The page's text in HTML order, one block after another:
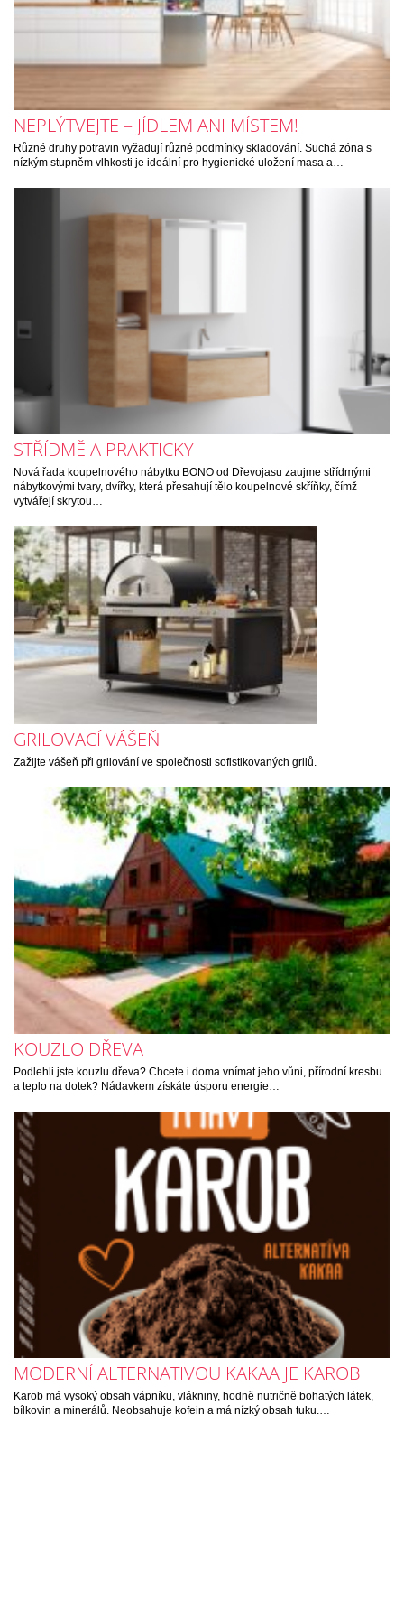
NEPLÝTVEJTE – JÍDLEM ANI MÍSTEM!
Různé druhy potravin vyžadují různé podmínky skladování. Suchá zóna s
nízkým stupněm vlhkosti je ideální pro hygienické uložení masa a…
STŘÍDMĚ A PRAKTICKY
Nová řada koupelnového nábytku BONO od Dřevojasu zaujme střídmými
nábytkovými tvary, dvířky, která přesahují tělo koupelnové skříňky, čímž
vytvářejí skrytou…
GRILOVACÍ VÁŠEŇ
Zažijte vášeň při grilování ve společnosti sofistikovaných grilů.
KOUZLO DŘEVA
Podlehli jste kouzlu dřeva? Chcete i doma vnímat jeho vůni, přírodní kresbu
a teplo na dotek? Nádavkem získáte úsporu energie…
MODERNÍ ALTERNATIVOU KAKAA JE KAROB
Karob má vysoký obsah vápníku, vlákniny, hodně nutričně bohatých látek,
bílkovin a minerálů. Neobsahuje kofein a má nízký obsah tuku.…